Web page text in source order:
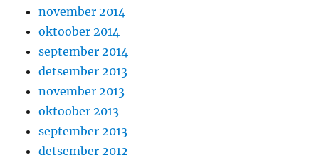
november 2014
oktoober 2014
september 2014
detsember 2013
november 2013
oktoober 2013
september 2013
detsember 2012